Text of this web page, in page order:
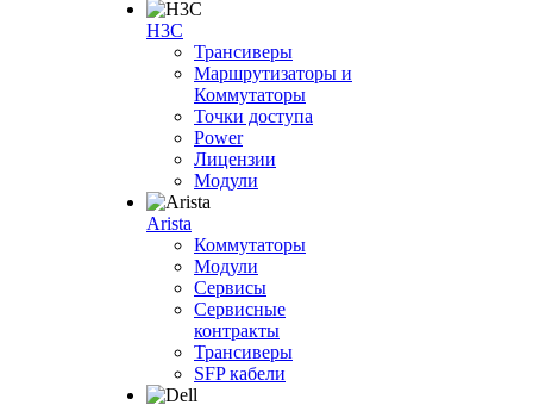
H3С
Трансиверы
Маршрутизаторы и
Коммутаторы
Точки доступа
Power
Лицензии
Модули
Arista
Коммутаторы
Модули
Сервисы
Сервисные
контракты
Трансиверы
SFP кабели